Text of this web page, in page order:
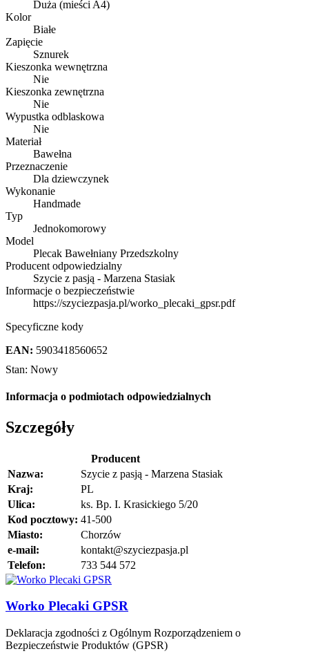
Duża (mieści A4)
Kolor
Białe
Zapięcie
Sznurek
Kieszonka wewnętrzna
Nie
Kieszonka zewnętrzna
Nie
Wypustka odblaskowa
Nie
Materiał
Bawełna
Przeznaczenie
Dla dziewczynek
Wykonanie
Handmade
Typ
Jednokomorowy
Model
Plecak Bawełniany Przedszkolny
Producent odpowiedzialny
Szycie z pasją - Marzena Stasiak
Informacje o bezpieczeństwie
https://szyciezpasja.pl/worko_plecaki_gpsr.pdf
Specyficzne kody
EAN: 5903418560652
Stan: Nowy
Informacja o podmiotach odpowiedzialnych
Szczegóły
Producent
Nazwa:
Szycie z pasją - Marzena Stasiak
Kraj:
PL
Ulica:
ks. Bp. I. Krasickiego 5/20
Kod pocztowy: 41-500
Miasto:
Chorzów
e-mail:
kontakt@szyciezpasja.pl
Telefon:
733 544 572
Worko Plecaki GPSR
Deklaracja zgodności z Ogólnym Rozporządzeniem o
Bezpieczeństwie Produktów (GPSR)